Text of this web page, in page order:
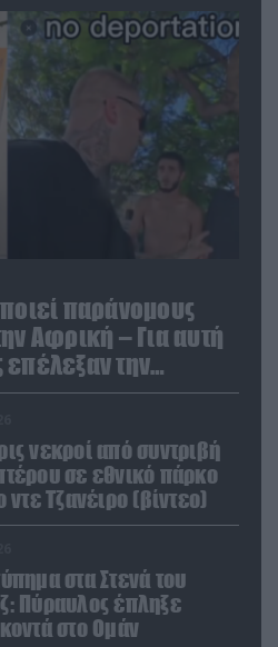
παράνομους
Αφρική – Για αυτή
την
νεκροί από συντριβή
σε εθνικό πάρκο
ντε Τζανέιρο (βίντεο)
στα Στενά του
Πύραυλος έπληξε
στο Ομάν